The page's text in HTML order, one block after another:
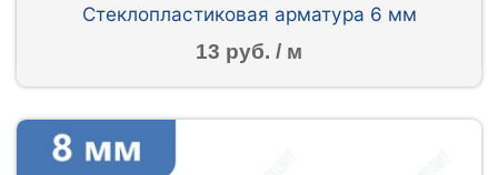
Стеклопластиковая арматура 6 мм
13 руб. / м